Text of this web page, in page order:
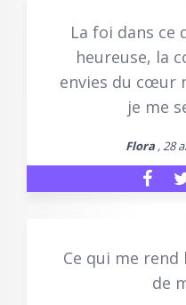
La foi dans ce
heureuse, la
envies du cœur
je me
Flora , 28
Ce qui me rend
de